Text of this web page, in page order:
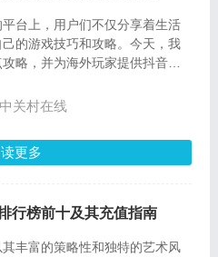
台上，用户们不仅分享着生活
的游戏技巧和攻略。今天，我
略，并为海外玩家提供抖音充
关村在线
更多
行榜前十及其充值指南
丰富的策略性和独特的艺术风